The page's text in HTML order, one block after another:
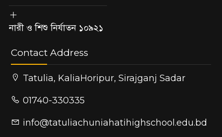
নারী ও শিশু নির্যাতন ১০৯২১
Contact Address
Tatulia, KaliaHoripur, Sirajganj Sadar
01740-330335
info@tatuliachuniahatihighschool.edu.bd